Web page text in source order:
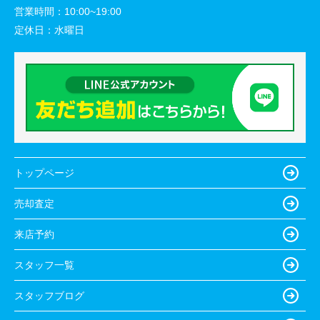
営業時間： 10:00~19:00
定休日： 水曜日
トップページ
売却査定
来店予約
スタッフ一覧
スタッフブログ